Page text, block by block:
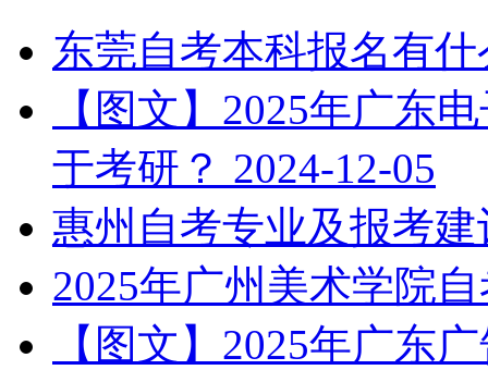
东莞自考本科报名有
【图文】2025年广东
于考研？ 2024-12-05
惠州自考专业及报考建
2025年广州美术学院
【图文】2025年广东